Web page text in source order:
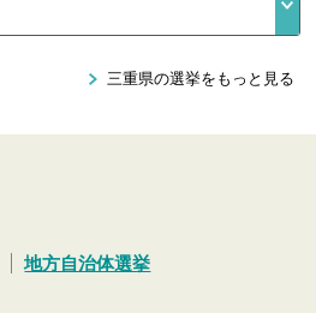
三重県の選挙をもっと見る
地方自治体選挙